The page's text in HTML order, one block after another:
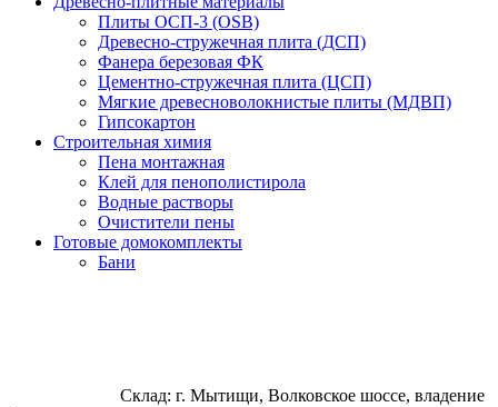
Плиты ОСП-3 (OSB)
Древесно-стружечная плита (ДСП)
Фанера березовая ФК
Цементно-стружечная плита (ЦСП)
Мягкие древесноволокнистые плиты (МДВП)
Гипсокартон
Строительная химия
Пена монтажная
Клей для пенополистирола
Водные растворы
Очистители пены
Готовые домокомплекты
Бани
Склад: г. Мытищи, Волковское шоссе, владение